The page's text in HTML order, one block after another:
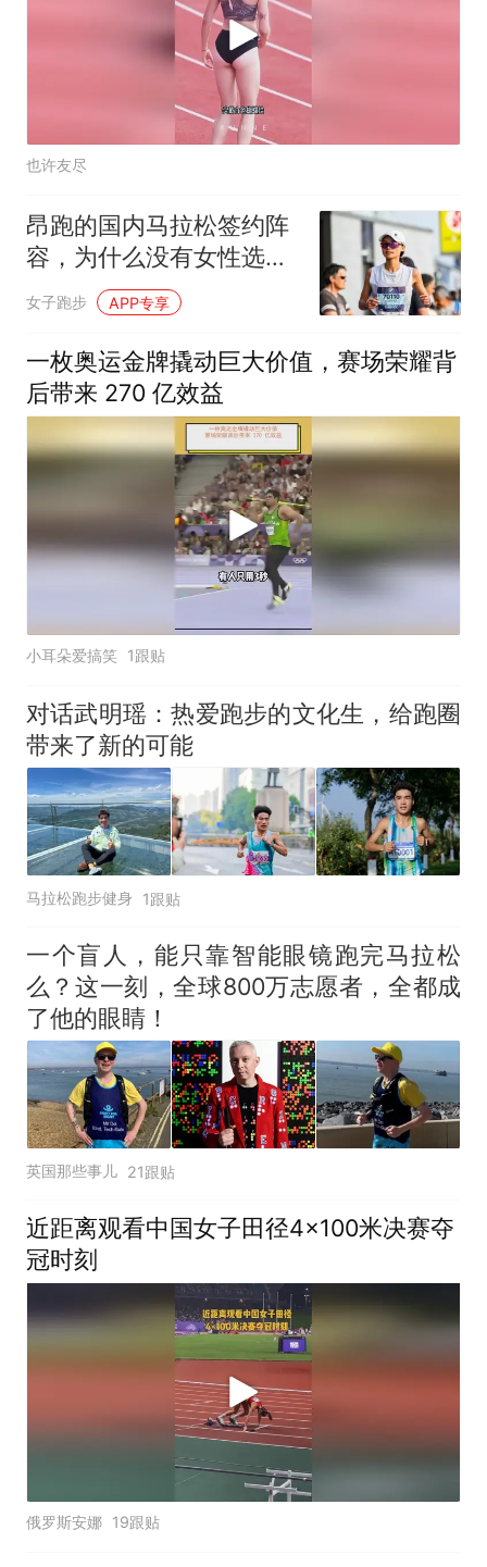
也许友尽
昂跑的国内马拉松签约阵
容，为什么没有女性选
手?
女子跑步 APP专享
一枚奥运金牌撬动巨大价值，赛场荣耀背
后带来 270 亿效益
小耳朵爱搞笑 1跟贴
对话武明瑶：热爱跑步的文化生，给跑圈
带来了新的可能
马拉松跑步健身 1跟贴
一个盲人，能只靠智能眼镜跑完马拉松
么？这一刻，全球800万志愿者，全都成
了他的眼睛！
英国那些事儿 21跟贴
近距离观看中国女子田径4×100米决赛夺
冠时刻
俄罗斯安娜 19跟贴